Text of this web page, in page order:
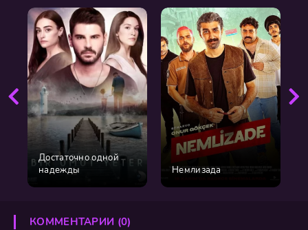
Достаточно одной
надежды
Немлизада
КОММЕНТАРИИ (0)